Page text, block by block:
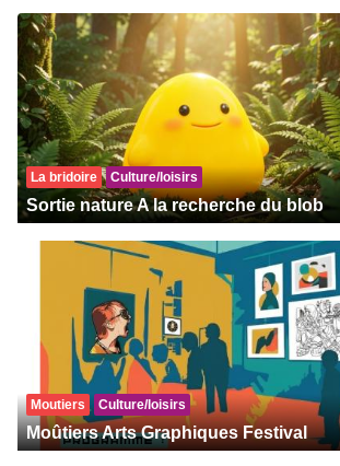
La bridoire Culture/loisirs
Sortie nature A la recherche du blob
Moutiers Culture/loisirs
Moûtiers Arts Graphiques Festival